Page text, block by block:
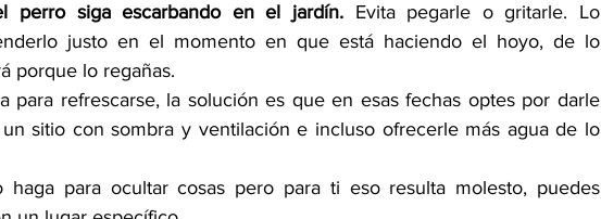
perro siga escarbando en el jardín. Evita pegarle o gritarle. Lo
justo en el momento en que está haciendo el hoyo, de lo
porque lo regañas.
para refrescarse, la solución es que en esas fechas optes por darle
sitio con sombra y ventilación e incluso ofrecerle más agua de lo
para ocultar cosas pero para ti eso resulta molesto, puedes